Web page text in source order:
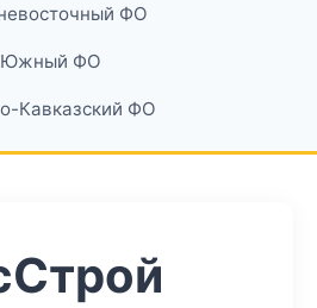
ФО
Южный ФО
Кавказский ФО